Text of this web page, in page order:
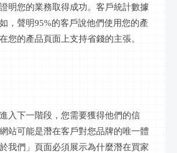
明您的業務取得成功。客戶統計數據
，聲明95%的客戶說他們使用您的產
您的產品頁面上支持省錢的主張。
入下一階段，您需要獲得他們的信
站可能是潛在客戶對您品牌的唯一體
我們」頁面必須展示為什麼潛在買家